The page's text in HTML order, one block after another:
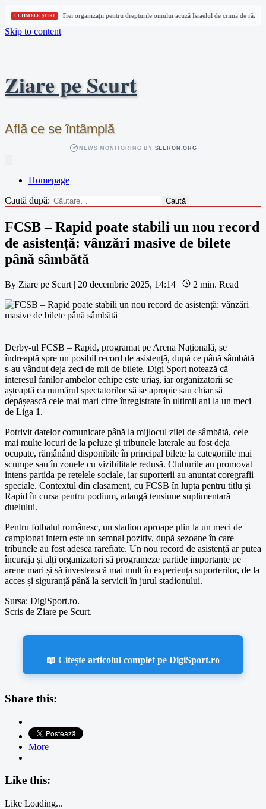
ULTIMELE ȘTIRI Trei organizații pentru drepturile omului acuză Israelul de crimă de război
Skip to content
Ziare pe Scurt
Află ce se întâmplă
NEWS MONITORING BY SEERON.ORG
Homepage
Caută după:
FCSB – Rapid poate stabili un nou record
de asistență: vânzări masive de bilete
până sâmbătă
By Ziare pe Scurt | 20 decembrie 2025, 14:14 | 2 min. Read
Derby-ul FCSB – Rapid, programat pe Arena Națională, se
îndreaptă spre un posibil record de asistență, după ce până sâmbătă
s-au vândut deja zeci de mii de bilete. Digi Sport notează că
interesul fanilor ambelor echipe este uriaș, iar organizatorii se
așteaptă ca numărul spectatorilor să se apropie sau chiar să
depășească cele mai mari cifre înregistrate în ultimii ani la un meci
de Liga 1.
Potrivit datelor comunicate până la mijlocul zilei de sâmbătă, cele
mai multe locuri de la peluze și tribunele laterale au fost deja
ocupate, rămânând disponibile în principal bilete la categoriile mai
scumpe sau în zonele cu vizibilitate redusă. Cluburile au promovat
intens partida pe rețelele sociale, iar suporterii au anunțat coregrafii
speciale. Contextul din clasament, cu FCSB în lupta pentru titlu și
Rapid în cursa pentru podium, adaugă tensiune suplimentară
duelului.
Pentru fotbalul românesc, un stadion aproape plin la un meci de
campionat intern este un semnal pozitiv, după sezoane în care
tribunele au fost adesea rarefiate. Un nou record de asistență ar putea
încuraja și alți organizatori să programeze partide importante pe
arene mari și să investească mai mult în experiența suporterilor, de la
acces și siguranță până la servicii în jurul stadionului.
Sursa: DigiSport.ro.
Scris de Ziare pe Scurt.
📖 Citește articolul complet pe DigiSport.ro
Share this:
More
Like this:
Like Loading...